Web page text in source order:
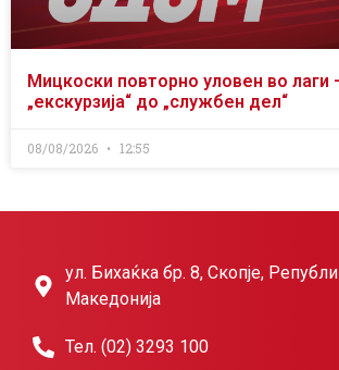
Мицкоски повторно уловен во лаги
„екскурзија“ до „службен дел“
08/08/2026 12:55
ул. Бихаќка бр. 8, Скопје,
Македонија
Тел. (02) 3293 100